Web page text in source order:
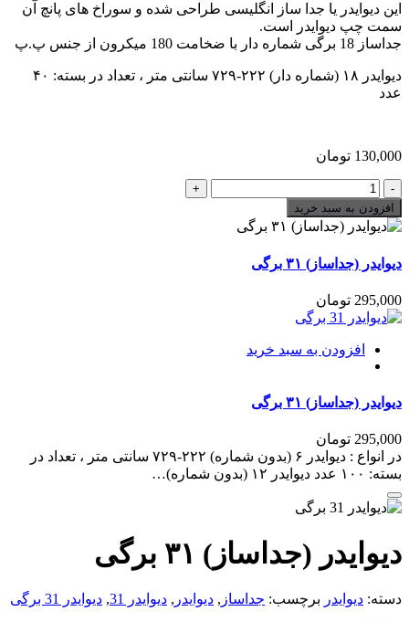
این دیوایدر یا جدا ساز انگلیسی طراحی شده و سوراخ های پانچ آن
سمت چپ دیوایدر است.
جداساز 18 برگی شماره دار با ضخامت 180 میکرون از جنس پ.پ
دیوایدر ۱۸ (شماره دار) ۲۲۲-۷۲۹ سانتی متر ، تعداد در بسته: ۴۰
عدد
130,000 تومان
دیوایدر
(جداساز)
۱۸
برگی
شماره
دار
افزودن به سبد خرید
دیوایدر (جداساز) ۳۱ برگی
295,000 تومان
افزودن به سبد خرید
دیوایدر (جداساز) ۳۱ برگی
295,000 تومان
در انواع : دیوایدر ۶ (بدون شماره) ۲۲۲-۷۲۹ سانتی متر ، تعداد در
بسته: ۱۰۰ عدد دیوایدر ۱۲ (بدون شماره)…
دیوایدر (جداساز) ۳۱ برگی
دسته: دیوایدر برچسب: جداساز , دیوایدر , دیوایدر 31 , دیوایدر 31 برگی